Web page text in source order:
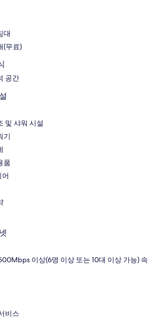
대
(무료)
공간
및 샤워 시설
기
품
이상(6명 이상 또는 10대 이상 가능) 속
비스